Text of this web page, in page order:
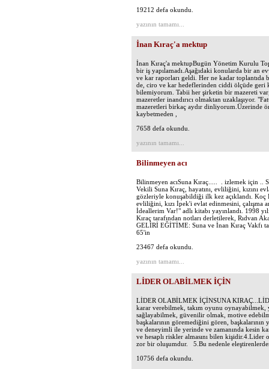
19212 defa okundu.
yazının tamamı...
İnan Kıraç'a mektup
İnan Kıraç'a mektupBugün Yönetim Kurulu
bir iş yapılamadı.Aşağıdaki konularda bir an
ve kar raporları geldi. Her ne kadar
de, ciro ve kar hedeflerinden ciddi ölçüde geri
bilemiyorum. Tabii her şirketin bir mazereti
mazeretler inandırıcı olmaktan uzaklaşıyor.
mazeretleri birkaç aydır dinliyorum.Üzerinde
kaybetmeden ,
7658 defa okundu.
yazının tamamı...
Bilinmeyen acı
Bilinmeyen acıSuna Kıraç..... . izlemek için ..
Vekili Suna Kıraç, hayatını, evliliğini, kızını
gözleriyle konuşabildiği ilk kez açıklandı. Koç
evliliğini, kızı İpek'i evlat edinmesini, çalışma
İdeallerim Var!" adlı kitabı yayınlandı. 1998
Kıraç tarafından notları derletilerek, Rıdvan
GELİRİ EĞİTİME: Suna ve İnan Kıraç Vakfı
65'in
23467 defa okundu.
yazının tamamı...
LİDER OLABİLMEK İÇİN
LİDER OLABİLMEK İÇİNSUNA
karar verebilmek, takım oyunu
sağlayabilmek, güvenilir olmak, motive
başkalarının göremediğini gören,
ve deneyimli ile yerinde ve zamanında kesin
ve hesaplı riskler almasını bilen
zor bir oluşumdur. 5.Bu nedenle
10756 defa okundu.